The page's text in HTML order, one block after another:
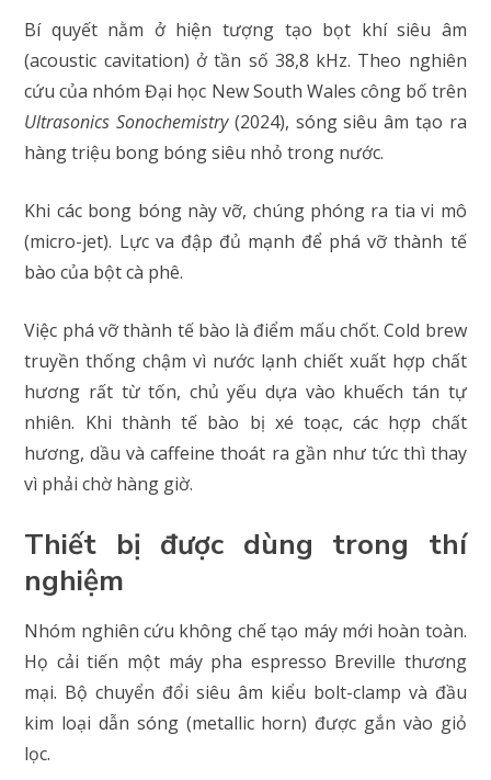
Bí quyết nằm ở hiện tượng tạo bọt khí siêu âm
(acoustic cavitation) ở tần số 38,8 kHz. Theo nghiên
cứu của nhóm Đại học New South Wales công bố trên
Ultrasonics Sonochemistry(2024), sóng siêu âm tạo ra
hàng triệu bong bóng siêu nhỏ trong nước.
Khi các bong bóng này vỡ, chúng phóng ra tia vi mô
(micro-jet). Lực va đập đủ mạnh để phá vỡ thành tế
bào của bột cà phê.
Việc phá vỡ thành tế bào là điểm mấu chốt. Cold brew
truyền thống chậm vì nước lạnh chiết xuất hợp chất
hương rất từ tốn, chủ yếu dựa vào khuếch tán tự
nhiên. Khi thành tế bào bị xé toạc, các hợp chất
hương, dầu và caffeine thoát ra gần như tức thì thay
vì phải chờ hàng giờ.
Thiết bị được dùng trong thí
nghiệm
Nhóm nghiên cứu không chế tạo máy mới hoàn toàn.
Họ cải tiến một máy pha espresso Breville thương
mại. Bộ chuyển đổi siêu âm kiểu bolt-clamp và đầu
kim loại dẫn sóng (metallic horn) được gắn vào giỏ
lọc.